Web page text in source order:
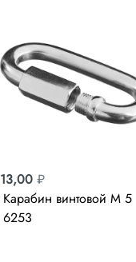
13,00₽
Карабин винтовой М 5
6253